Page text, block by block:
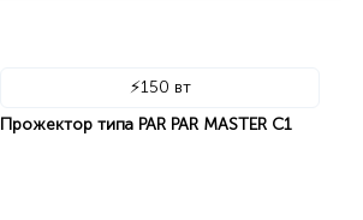
⚡150 вт
Прожектор типа PAR PAR MASTER C1